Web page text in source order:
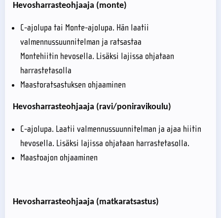
Hevosharrasteohjaaja (monte)
C-ajolupa tai Monte-ajolupa. Hän laatii
valmennussuunnitelman ja ratsastaa
Montehiitin hevosella. Lisäksi lajissa ohjataan
harrastetasolla
Maastoratsastuksen ohjaaminen
Hevosharrasteohjaaja (ravi/poniravikoulu)
C-ajolupa. Laatii valmennussuunnitelman ja ajaa hiitin
hevosella. Lisäksi lajissa ohjataan harrastetasolla.
Maastoajon ohjaaminen
Hevosharrasteohjaaja (matkaratsastus)